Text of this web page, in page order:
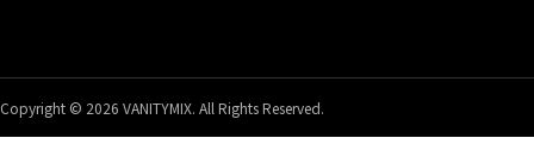
Copyright © 2026 VANITYMIX. All Rights Reserved.